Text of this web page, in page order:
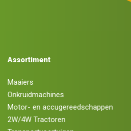
Assortiment
Maaiers
Onkruidmachines
Motor- en accugereedschappen
2W/4W Tractoren